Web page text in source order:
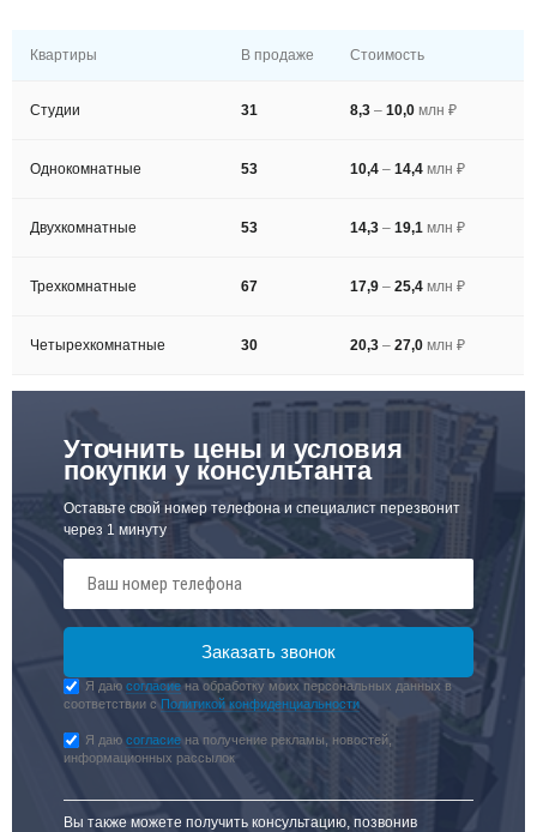
Квартиры В продаже Стоимость
Студии 31 8,3– 10,0млн ₽
Однокомнатные 53 10,4– 14,4млн ₽
Двухкомнатные 53 14,3– 19,1млн ₽
Трехкомнатные 67 17,9– 25,4млн ₽
Четырехкомнатные 30 20,3– 27,0млн ₽
Уточнить цены и условия
покупки у консультанта
Оставьте свой номер телефона и специалист перезвонит
через 1 минуту
Я даюсогласие на обработку моих персональных данных в
соответствии с Политикой конфиденциальности
Я даюсогласие на получение рекламы, новостей,
информационных рассылок
Вы также можете получить консультацию, позвонив